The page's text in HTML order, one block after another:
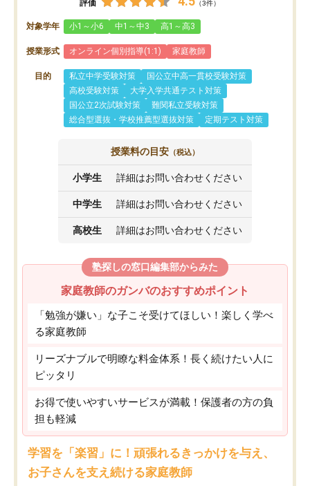
評価 （3件）
対象学年 小1～小6 中1～中3 高1～高3
授業形式 オンライン個別指導(1:1) 家庭教師
目的 私立中学受験対策
国公立中高一貫校受験対策
高校受験対策
大学入学共通テスト対策
国公立2次試験対策
難関私立受験対策
総合型選抜・学校推薦型選抜対策
定期テスト対策
授業料の目安 （税込）
小学生 詳細はお問い合わせください
中学生 詳細はお問い合わせください
高校生 詳細はお問い合わせください
塾探しの窓口編集部からみた
家庭教師のガンバのおすすめポイント
「勉強が嫌い」な子こそ受けてほしい！楽しく学べ
る家庭教師
リーズナブルで明瞭な料金体系！長く続けたい人に
ピッタリ
お得で使いやすいサービスが満載！保護者の方の負
担も軽減
学習を「楽習」に！頑張れるきっかけを与え、
お子さんを支え続ける家庭教師